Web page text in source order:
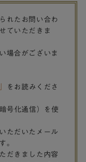
れたお問い合わ
ていただきま
場合がございま
をお読みくださ
号化通信）を使
ただいたメール
。
だきました内容